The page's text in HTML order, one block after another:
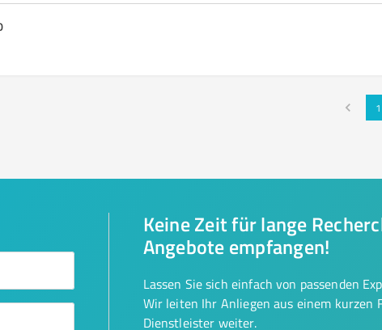
1
Keine Zeit für lange
Angebote empfangen!
Lassen Sie sich einfach von passenden
Wir leiten Ihr Anliegen aus einem kurzen
Dienstleister weiter.